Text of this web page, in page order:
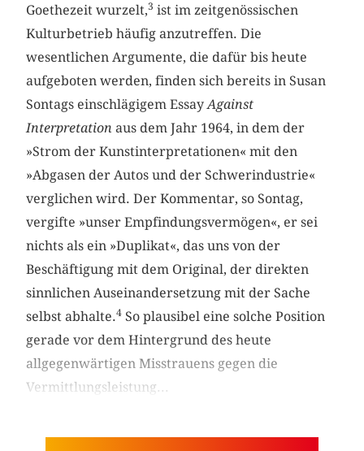
Goethezeit wurzelt,3 ist im zeitgenössischen
Kulturbetrieb häufig anzutreffen. Die
wesentlichen Argumente, die dafür bis heute
aufgeboten werden, finden sich bereits in Susan
Sontags einschlägigem EssayAgainst
Interpretation aus dem Jahr 1964, in dem der
»Strom der Kunstinterpretationen« mit den
»Abgasen der Autos und der Schwerindustrie«
verglichen wird. Der Kommentar, so Sontag,
vergifte »unser ­Empfindungsvermögen«, er sei
nichts als ein »Duplikat«, das uns von der
Beschäftigung mit dem Original, der direkten
sinnlichen Aus­einandersetzung mit der Sache
selbst abhalte.4 So plausibel eine solche Position
gerade vor dem Hintergrund des heute
allgegenwärtigen Misstrauens gegen die
Vermittlungsleistung...